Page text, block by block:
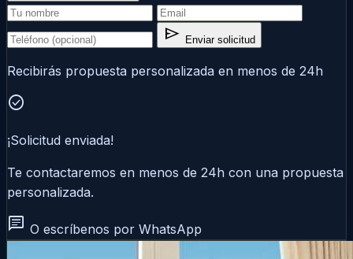
send Enviar solicitud
Recibirás propuesta personalizada en menos de 24h
check_circle
¡Solicitud enviada!
Te contactaremos en menos de 24h con una propuesta
personalizada.
chat O escríbenos por WhatsApp